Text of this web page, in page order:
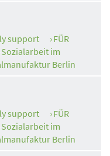
support
FÜR
Sozialarbeit im
Berlin
support
FÜR
Sozialarbeit im
Berlin